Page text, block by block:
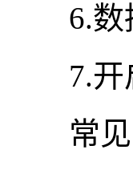
6.数据
7.开启
常见